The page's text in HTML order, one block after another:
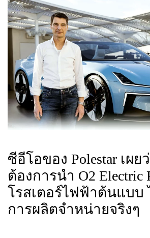
ซีอีโอของ Polestar เผย
ต้องการนำ O2 Electric
โรสเตอร์ไฟฟ้าต้นแบ
การผลิตจำหน่ายจริงๆ